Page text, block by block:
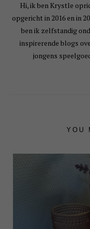
Hi, ik ben Krystle
opgericht in 2016 en in
ben ik zelfstandig
inspirerende blogs
jongens
YOU